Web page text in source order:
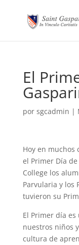
El
por sgcadmin |
Hoy en muchos
el Primer Día
College los
Parvularia y los
tuvieron su
El Primer día
nuestros niños
cultura de